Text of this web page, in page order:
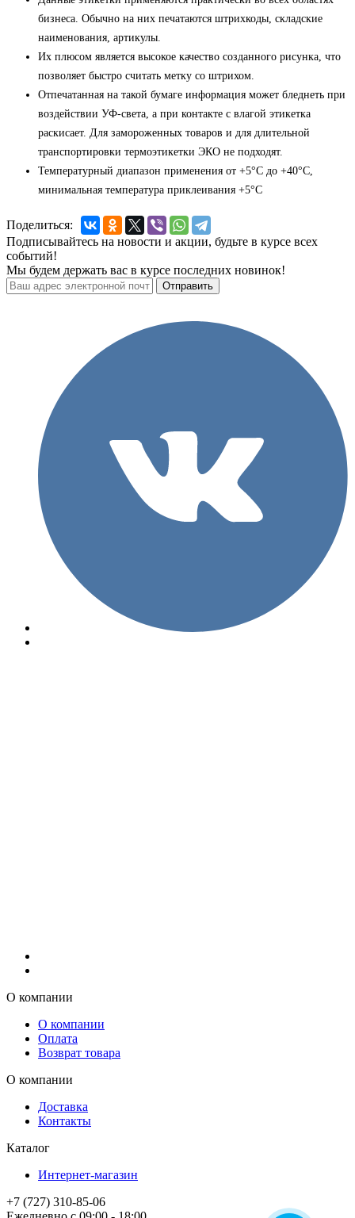
бизнеса. Обычно на них печатаются штрихкоды, складские
наименования, артикулы.
Их плюсом является высокое качество созданного рисунка, что
позволяет быстро считать метку со штрихом.
Отпечатанная на такой бумаге информация может бледнеть при
воздействии УФ-света, а при контакте с влагой этикетка
раскисает. Для замороженных товаров и для длительной
транспортировки термоэтикетки ЭКО не подходят.
Температурный диапазон применения от +5°С до +40°С,
минимальная температура приклеивания +5°С
Поделиться:
Подписывайтесь на новости и акции, будьте в курсе всех
событий!
Мы будем держать вас в курсе последних новинок!
О компании
О компании
Оплата
Возврат товара
О компании
Доставка
Контакты
Каталог
Интернет-магазин
+7 (727) 310-85-06